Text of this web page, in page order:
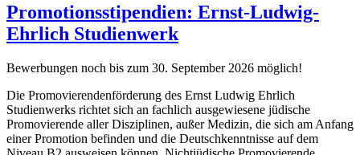
Promotionsstipendien: Ernst-Ludwig-
Ehrlich Studienwerk
Bewerbungen noch bis zum 30. September 2026 möglich!
Die Promovierendenförderung des Ernst Ludwig Ehrlich
Studienwerks richtet sich an fachlich ausgewiesene jüdische
Promovierende aller Disziplinen, außer Medizin, die sich am Anfang
einer Promotion befinden und die Deutschkenntnisse auf dem